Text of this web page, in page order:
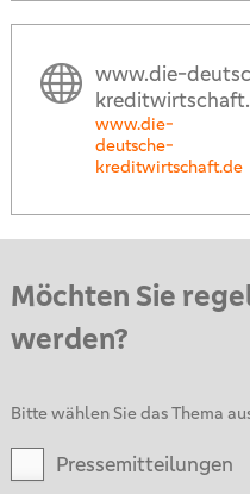
www.die-
www.die-
deutsche-
kreditwirtschaft.de
Möchten Sie
werden?
Bitte wählen Sie das Thema
Pressemitteilungen